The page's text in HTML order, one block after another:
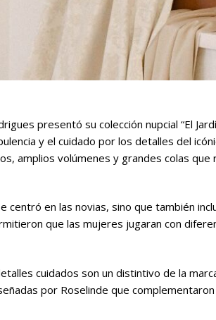
presentó su colección nupcial “El
y el cuidado por los detalles del
amplios volúmenes y grandes colas que
centró en las novias, sino que también
que las mujeres jugaran con
cuidados son un distintivo de la
por Roselinde que